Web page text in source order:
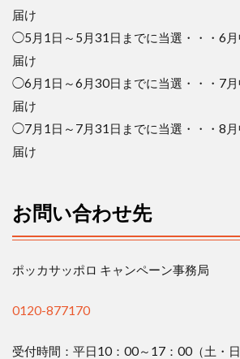
届け
◯5 月 1 日～ 5 月31 日までに当選 ・・・ 6
届け
◯6 月 1 日～6 月30日までに当選 ・・・ 7
届け
◯7月 1 日～ 7月31 日までに当選 ・・・ 8
届け
お問い合わせ先
ポッカサッポロ キャンペーン事務局
0120-877170
受付時間：平日10 ： 00～ 17 ： 00 （土・